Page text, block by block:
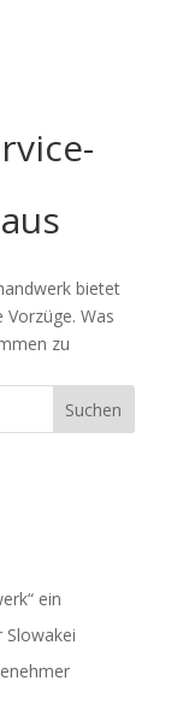
bietet
Vorzüge. Was
zu
Suchen
ein